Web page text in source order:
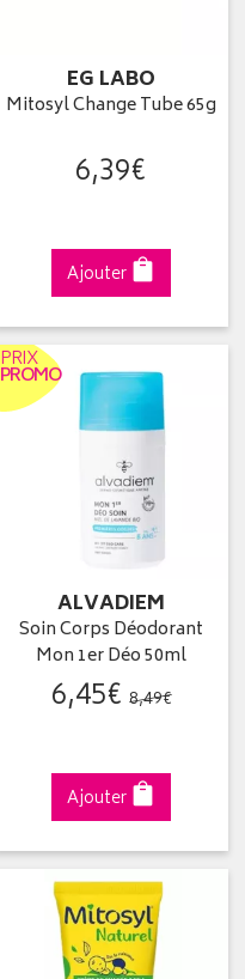
EG LABO
Mitosyl Change Tube 65g
6,39€
Ajouter
PRIX
PROMO
ALVADIEM
Soin Corps Déodorant
Mon 1er Déo 50ml
6,45€ 8,49€
Ajouter